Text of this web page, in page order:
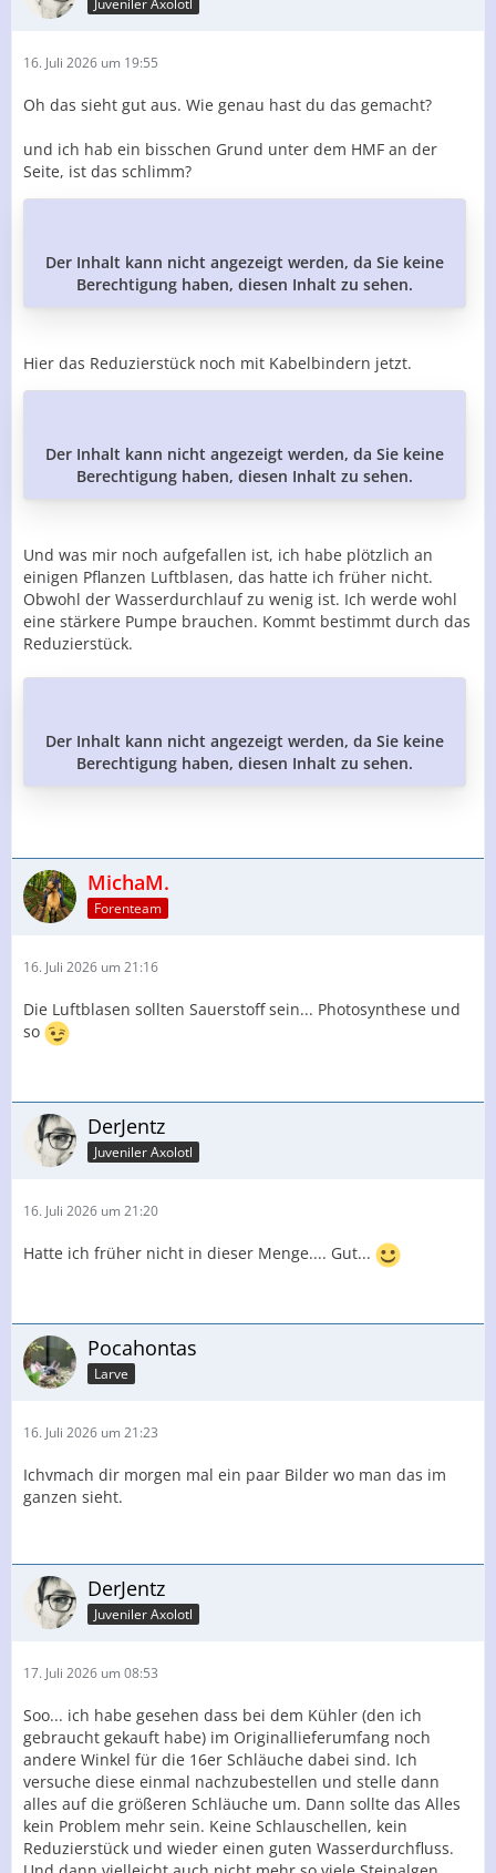
16. Juli 2026 um 19:55
Oh das sieht gut aus. Wie genau hast du das gemacht?
und ich hab ein bisschen Grund unter dem HMF an der
Seite, ist das schlimm?
Der Inhalt kann nicht angezeigt werden, da Sie keine
Berechtigung haben, diesen Inhalt zu sehen.
Hier das Reduzierstück noch mit Kabelbindern jetzt.
Der Inhalt kann nicht angezeigt werden, da Sie keine
Berechtigung haben, diesen Inhalt zu sehen.
Und was mir noch aufgefallen ist, ich habe plötzlich an
einigen Pflanzen Luftblasen, das hatte ich früher nicht.
Obwohl der Wasserdurchlauf zu wenig ist. Ich werde wohl
eine stärkere Pumpe brauchen. Kommt bestimmt durch das
Reduzierstück.
Der Inhalt kann nicht angezeigt werden, da Sie keine
Berechtigung haben, diesen Inhalt zu sehen.
MichaM.
Forenteam
16. Juli 2026 um 21:16
Die Luftblasen sollten Sauerstoff sein... Photosynthese und
so
DerJentz
Juveniler Axolotl
16. Juli 2026 um 21:20
Hatte ich früher nicht in dieser Menge.... Gut...
Pocahontas
Larve
16. Juli 2026 um 21:23
Ichvmach dir morgen mal ein paar Bilder wo man das im
ganzen sieht.
DerJentz
Juveniler Axolotl
17. Juli 2026 um 08:53
Soo... ich habe gesehen dass bei dem Kühler (den ich
gebraucht gekauft habe) im Originallieferumfang noch
andere Winkel für die 16er Schläuche dabei sind. Ich
versuche diese einmal nachzubestellen und stelle dann
alles auf die größeren Schläuche um. Dann sollte das Alles
kein Problem mehr sein. Keine Schlauschellen, kein
Reduzierstück und wieder einen guten Wasserdurchfluss.